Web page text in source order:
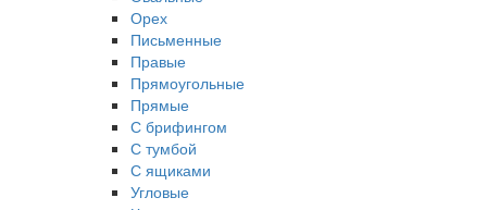
Орех
Письменные
Правые
Прямоугольные
Прямые
С брифингом
С тумбой
С ящиками
Угловые